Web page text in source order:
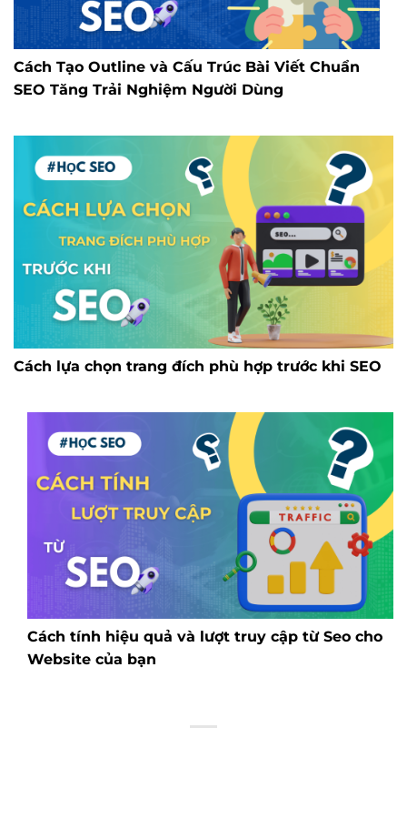
Cách Tạo Outline và Cấu Trúc Bài Viết Chuẩn
SEO Tăng Trải Nghiệm Người Dùng
Cách lựa chọn trang đích phù hợp trước khi SEO
Cách tính hiệu quả và lượt truy cập từ Seo cho
Website của bạn